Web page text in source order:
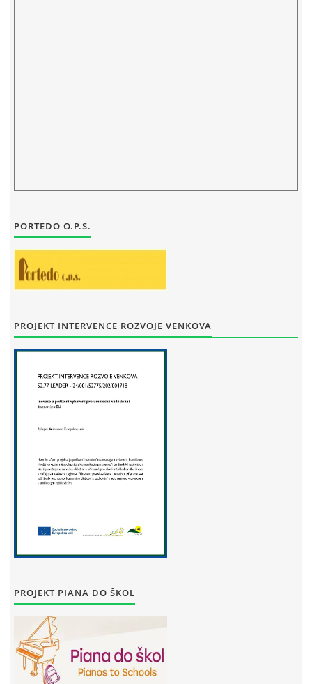
ZUŠ STAŇKOV
34561
© 2026 eStránky.cz |Tisk|Aktualizováno: 29. 7. 2026
PORTEDO O.P.S.
PROJEKT INTERVENCE ROZVOJE VENKOVA
PROJEKT PIANA DO ŠKOL